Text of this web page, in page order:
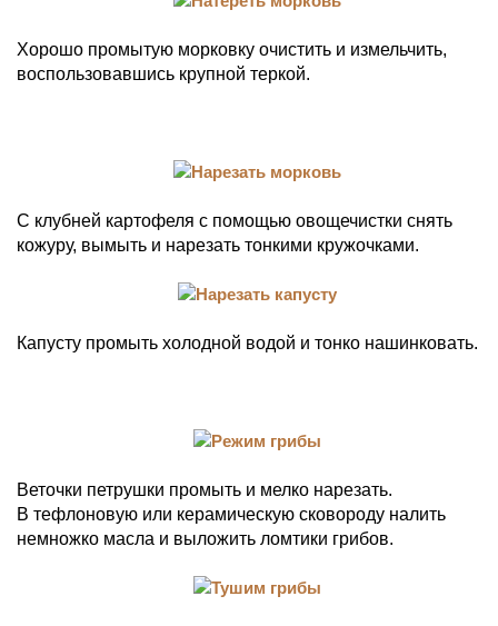
Хорошо промытую морковку очистить и измельчить,
воспользовавшись крупной теркой.
С клубней картофеля с помощью овощечистки снять
кожуру, вымыть и нарезать тонкими кружочками.
Капусту промыть холодной водой и тонко нашинковать.
Веточки петрушки промыть и мелко нарезать.
В тефлоновую или керамическую сковороду налить
немножко масла и выложить ломтики грибов.